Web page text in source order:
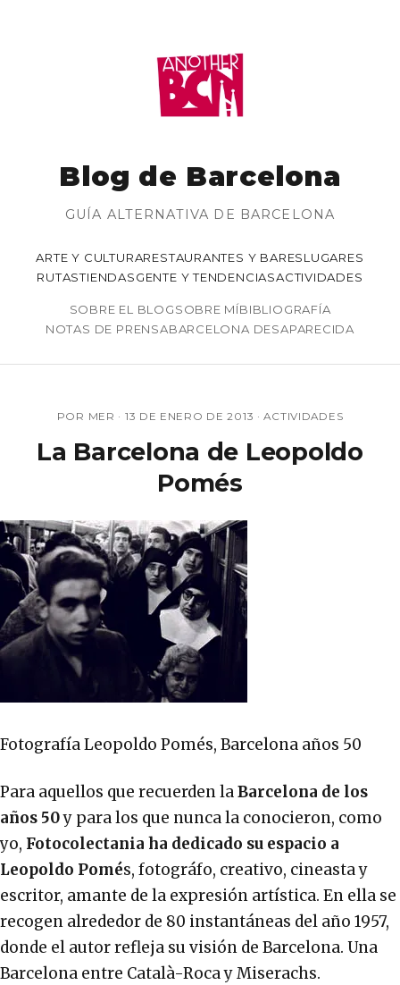
Blog de Barcelona
GUÍA ALTERNATIVA DE BARCELONA
ARTE Y CULTURARESTAURANTES Y BARESLUGARES
RUTASTIENDASGENTE Y TENDENCIASACTIVIDADES
SOBRE EL BLOGSOBRE MÍBIBLIOGRAFÍA
NOTAS DE PRENSABARCELONA DESAPARECIDA
POR MER · 13 DE ENERO DE 2013 ·ACTIVIDADES
La Barcelona de Leopoldo
Pomés
Fotografía Leopoldo Pomés, Barcelona años 50
Para aquellos que recuerden laBarcelona de los
años 50y para los que nunca la conocieron, como
yo, Fotocolectania ha dedicado su espacio a
Leopoldo Pomés, fotográfo, creativo, cineasta y
escritor, amante de la expresión artística. En ella se
recogen alrededor de 80 instantáneas del año 1957,
donde el autor refleja su visión de Barcelona. Una
Barcelona entre Català-Roca y Miserachs.